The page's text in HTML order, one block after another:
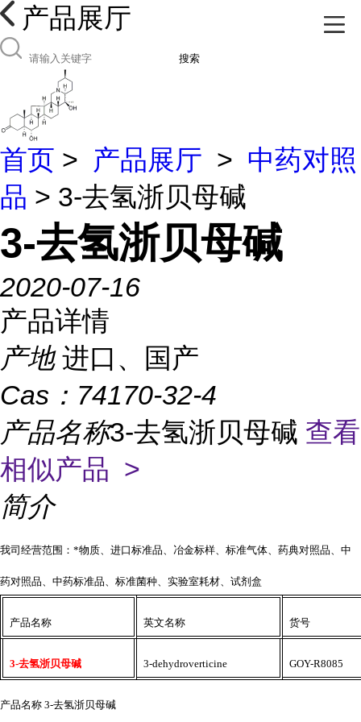
产品展厅
搜索
首页 > 产品展厅 > 中药对照
品 > 3-去氢浙贝母碱
3-去氢浙贝母碱
2020-07-16
产品详情
产地 进口、国产
Cas： 74170-32-4
产品名称3-去氢浙贝母碱 查看
相似产品 >
简介
我司经营范围：*物质、进口标准品、冶金标样、标准气体、药典对照品、中
药对照品、中药标准品、标准菌种、实验室耗材、试剂盒
产品名称 英文名称 货号
3-去氢浙贝母碱 3-dehydroverticine GOY-R8085
产品名称 3-去氢浙贝母碱